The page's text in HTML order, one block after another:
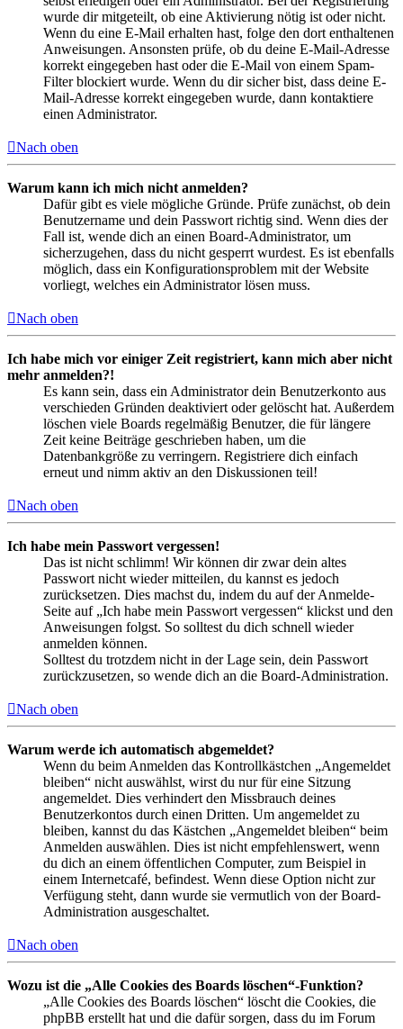
wurde dir mitgeteilt, ob eine Aktivierung nötig ist oder nicht.
Wenn du eine E-Mail erhalten hast, folge den dort enthaltenen
Anweisungen. Ansonsten prüfe, ob du deine E-Mail-Adresse
korrekt eingegeben hast oder die E-Mail von einem Spam-
Filter blockiert wurde. Wenn du dir sicher bist, dass deine E-
Mail-Adresse korrekt eingegeben wurde, dann kontaktiere
einen Administrator.
Nach oben
Warum kann ich mich nicht anmelden?
Dafür gibt es viele mögliche Gründe. Prüfe zunächst, ob dein
Benutzername und dein Passwort richtig sind. Wenn dies der
Fall ist, wende dich an einen Board-Administrator, um
sicherzugehen, dass du nicht gesperrt wurdest. Es ist ebenfalls
möglich, dass ein Konfigurationsproblem mit der Website
vorliegt, welches ein Administrator lösen muss.
Nach oben
Ich habe mich vor einiger Zeit registriert, kann mich aber nicht
mehr anmelden?!
Es kann sein, dass ein Administrator dein Benutzerkonto aus
verschieden Gründen deaktiviert oder gelöscht hat. Außerdem
löschen viele Boards regelmäßig Benutzer, die für längere
Zeit keine Beiträge geschrieben haben, um die
Datenbankgröße zu verringern. Registriere dich einfach
erneut und nimm aktiv an den Diskussionen teil!
Nach oben
Ich habe mein Passwort vergessen!
Das ist nicht schlimm! Wir können dir zwar dein altes
Passwort nicht wieder mitteilen, du kannst es jedoch
zurücksetzen. Dies machst du, indem du auf der Anmelde-
Seite auf „Ich habe mein Passwort vergessen“ klickst und den
Anweisungen folgst. So solltest du dich schnell wieder
anmelden können.
Solltest du trotzdem nicht in der Lage sein, dein Passwort
zurückzusetzen, so wende dich an die Board-Administration.
Nach oben
Warum werde ich automatisch abgemeldet?
Wenn du beim Anmelden das Kontrollkästchen „Angemeldet
bleiben“ nicht auswählst, wirst du nur für eine Sitzung
angemeldet. Dies verhindert den Missbrauch deines
Benutzerkontos durch einen Dritten. Um angemeldet zu
bleiben, kannst du das Kästchen „Angemeldet bleiben“ beim
Anmelden auswählen. Dies ist nicht empfehlenswert, wenn
du dich an einem öffentlichen Computer, zum Beispiel in
einem Internetcafé, befindest. Wenn diese Option nicht zur
Verfügung steht, dann wurde sie vermutlich von der Board-
Administration ausgeschaltet.
Nach oben
Wozu ist die „Alle Cookies des Boards löschen“-Funktion?
„Alle Cookies des Boards löschen“ löscht die Cookies, die
phpBB erstellt hat und die dafür sorgen, dass du im Forum